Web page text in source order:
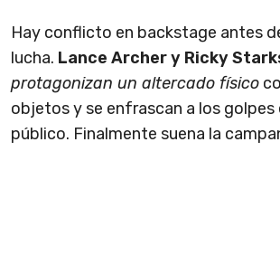
Hay conflicto en backstage antes
lucha. Lance Archer y Ricky
protagonizan un altercado físico
objetos y se enfrascan a los golpes
público. Finalmente suena la